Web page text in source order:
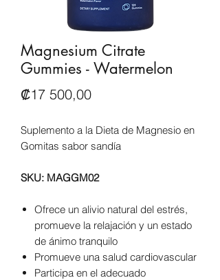
Magnesium Citrate
Gummies - Watermelon
₡17 500,00Precio
Suplemento a la Dieta de Magnesio en
Gomitas sabor sandía
SKU: MAGGM02
Ofrece un alivio natural del estrés,
promueve la relajación y un estado
de ánimo tranquilo
Promueve una salud cardiovascular
Participa en el adecuado